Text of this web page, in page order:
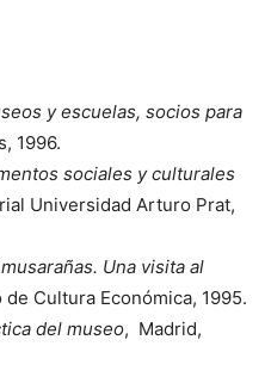
y escuelas, socios para
1996.
sociales y culturales
Universidad Arturo Prat,
Una visita al
Cultura Económica, 1995.
del museo, Madrid,